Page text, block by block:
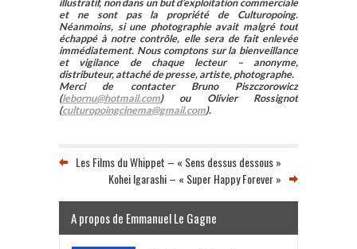
illustratif, non dans un but d’exploitation commerciale
et ne sont pas la propriété de Culturopoing.
Néanmoins, si une photographie avait malgré tout
échappé à notre contrôle, elle sera de fait enlevée
immédiatement. Nous comptons sur la bienveillance
et vigilance de chaque lecteur – anonyme,
distributeur, attaché de presse, artiste, photographe.
Merci de contacter Bruno Piszczorowicz
(lebornu@hotmail.com) ou Olivier Rossignot
(culturopoingcinema@gmail.com).
Les Films du Whippet – « Sens dessus dessous »
Kohei Igarashi – « Super Happy Forever »
A propos de Emmanuel Le Gagne